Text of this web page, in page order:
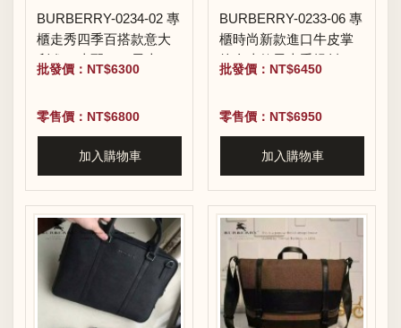
BURBERRY-0234-02 專
櫃走秀四季百搭款意大
利進口皮配PVC男士手
提單肩包
批發價：NT$6300
零售價：NT$6800
加入購物車
BURBERRY-0233-06 專
櫃時尚新款進口牛皮掌
紋全皮款男士手提斜背
包
批發價：NT$6450
零售價：NT$6950
加入購物車